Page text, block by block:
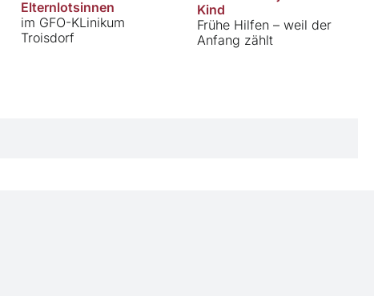
Elternlotsinnen
im GFO-KLinikum
Troisdorf
Kind
Frühe Hilfen – weil der
Anfang zählt